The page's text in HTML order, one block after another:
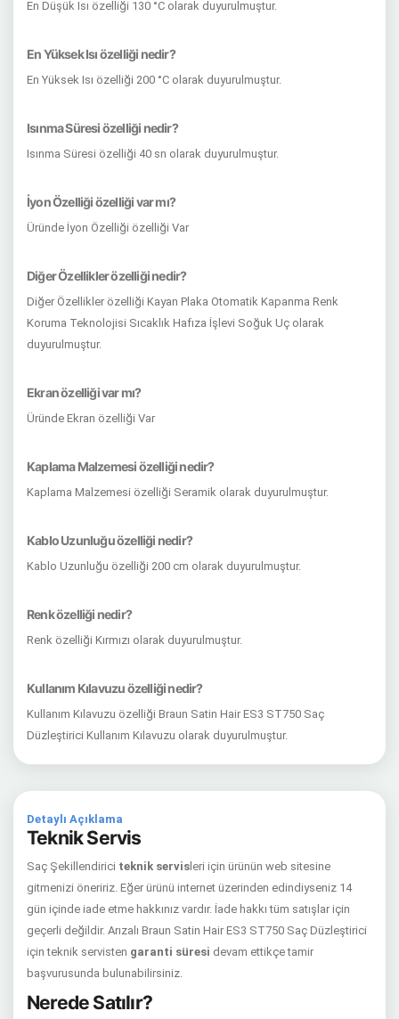
En Düşük Isı özelliği 130 °C olarak duyurulmuştur.
En Yüksek Isı özelliği nedir?
En Yüksek Isı özelliği 200 °C olarak duyurulmuştur.
Isınma Süresi özelliği nedir?
Isınma Süresi özelliği 40 sn olarak duyurulmuştur.
İyon Özelliği özelliği var mı?
Üründe İyon Özelliği özelliği Var
Diğer Özellikler özelliği nedir?
Diğer Özellikler özelliği Kayan Plaka Otomatik Kapanma Renk
Koruma Teknolojisi Sıcaklık Hafıza İşlevi Soğuk Uç olarak
duyurulmuştur.
Ekran özelliği var mı?
Üründe Ekran özelliği Var
Kaplama Malzemesi özelliği nedir?
Kaplama Malzemesi özelliği Seramik olarak duyurulmuştur.
Kablo Uzunluğu özelliği nedir?
Kablo Uzunluğu özelliği 200 cm olarak duyurulmuştur.
Renk özelliği nedir?
Renk özelliği Kırmızı olarak duyurulmuştur.
Kullanım Kılavuzu özelliği nedir?
Kullanım Kılavuzu özelliği Braun Satin Hair ES3 ST750 Saç
Düzleştirici Kullanım Kılavuzu olarak duyurulmuştur.
Detaylı Açıklama
Teknik Servis
Saç Şekillendirici teknik servis leri için ürünün web sitesine
gitmenizi öneririz. Eğer ürünü internet üzerinden edindiyseniz 14
gün içinde iade etme hakkınız vardır. İade hakkı tüm satışlar için
geçerli değildir. Arızalı Braun Satin Hair ES3 ST750 Saç Düzleştirici
için teknik servisten garanti süresi devam ettikçe tamir
başvurusunda bulunabilirsiniz.
Nerede Satılır?